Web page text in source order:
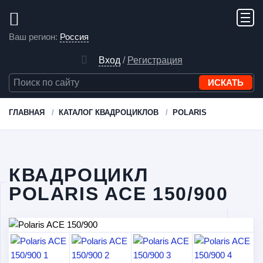
Ваш регион: Россия
Вход / Регистрация
ГЛАВНАЯ КАТАЛОГ КВАДРОЦИКЛОВ POLARIS
КВАДРОЦИКЛ
POLARIS ACE 150/900